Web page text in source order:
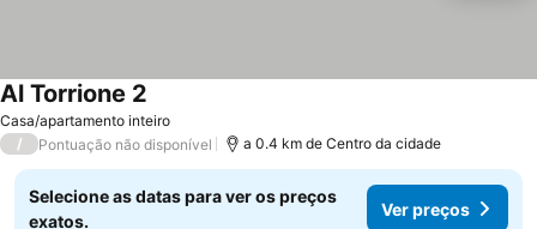
Casa/apartamento inteiro
Al Torrione 2
/ Pontuação não disponível a 0.4 km de Centro da cidade
Selecione as datas para ver os preços
exatos.
Ver preços